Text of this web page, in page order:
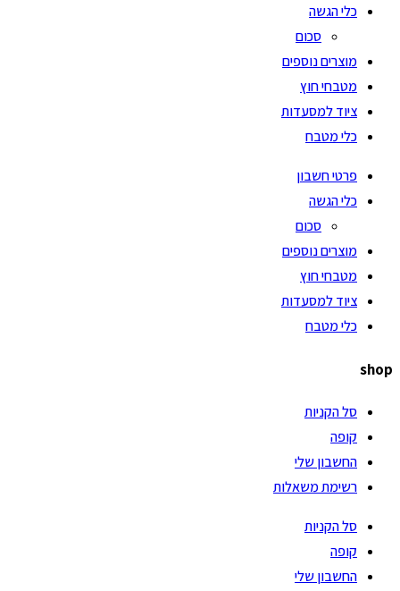
כלי הגשה
סכום
מוצרים נוספים
מטבחי חוץ
ציוד למסעדות
כלי מטבח
פרטי חשבון
כלי הגשה
סכום
מוצרים נוספים
מטבחי חוץ
ציוד למסעדות
כלי מטבח
shop
סל הקניות
קופה
החשבון שלי
רשימת משאלות
סל הקניות
קופה
החשבון שלי